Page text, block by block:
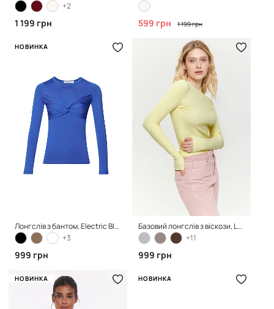
+2
1 199 грн 599 грн 1 199 грн
НОВИНКА
Лонгслів з бантом, Electric Blue
+3
999 грн
Базовий лонгслів з віскози, Lemon Cream
+11
999 грн
НОВИНКА НОВИНКА